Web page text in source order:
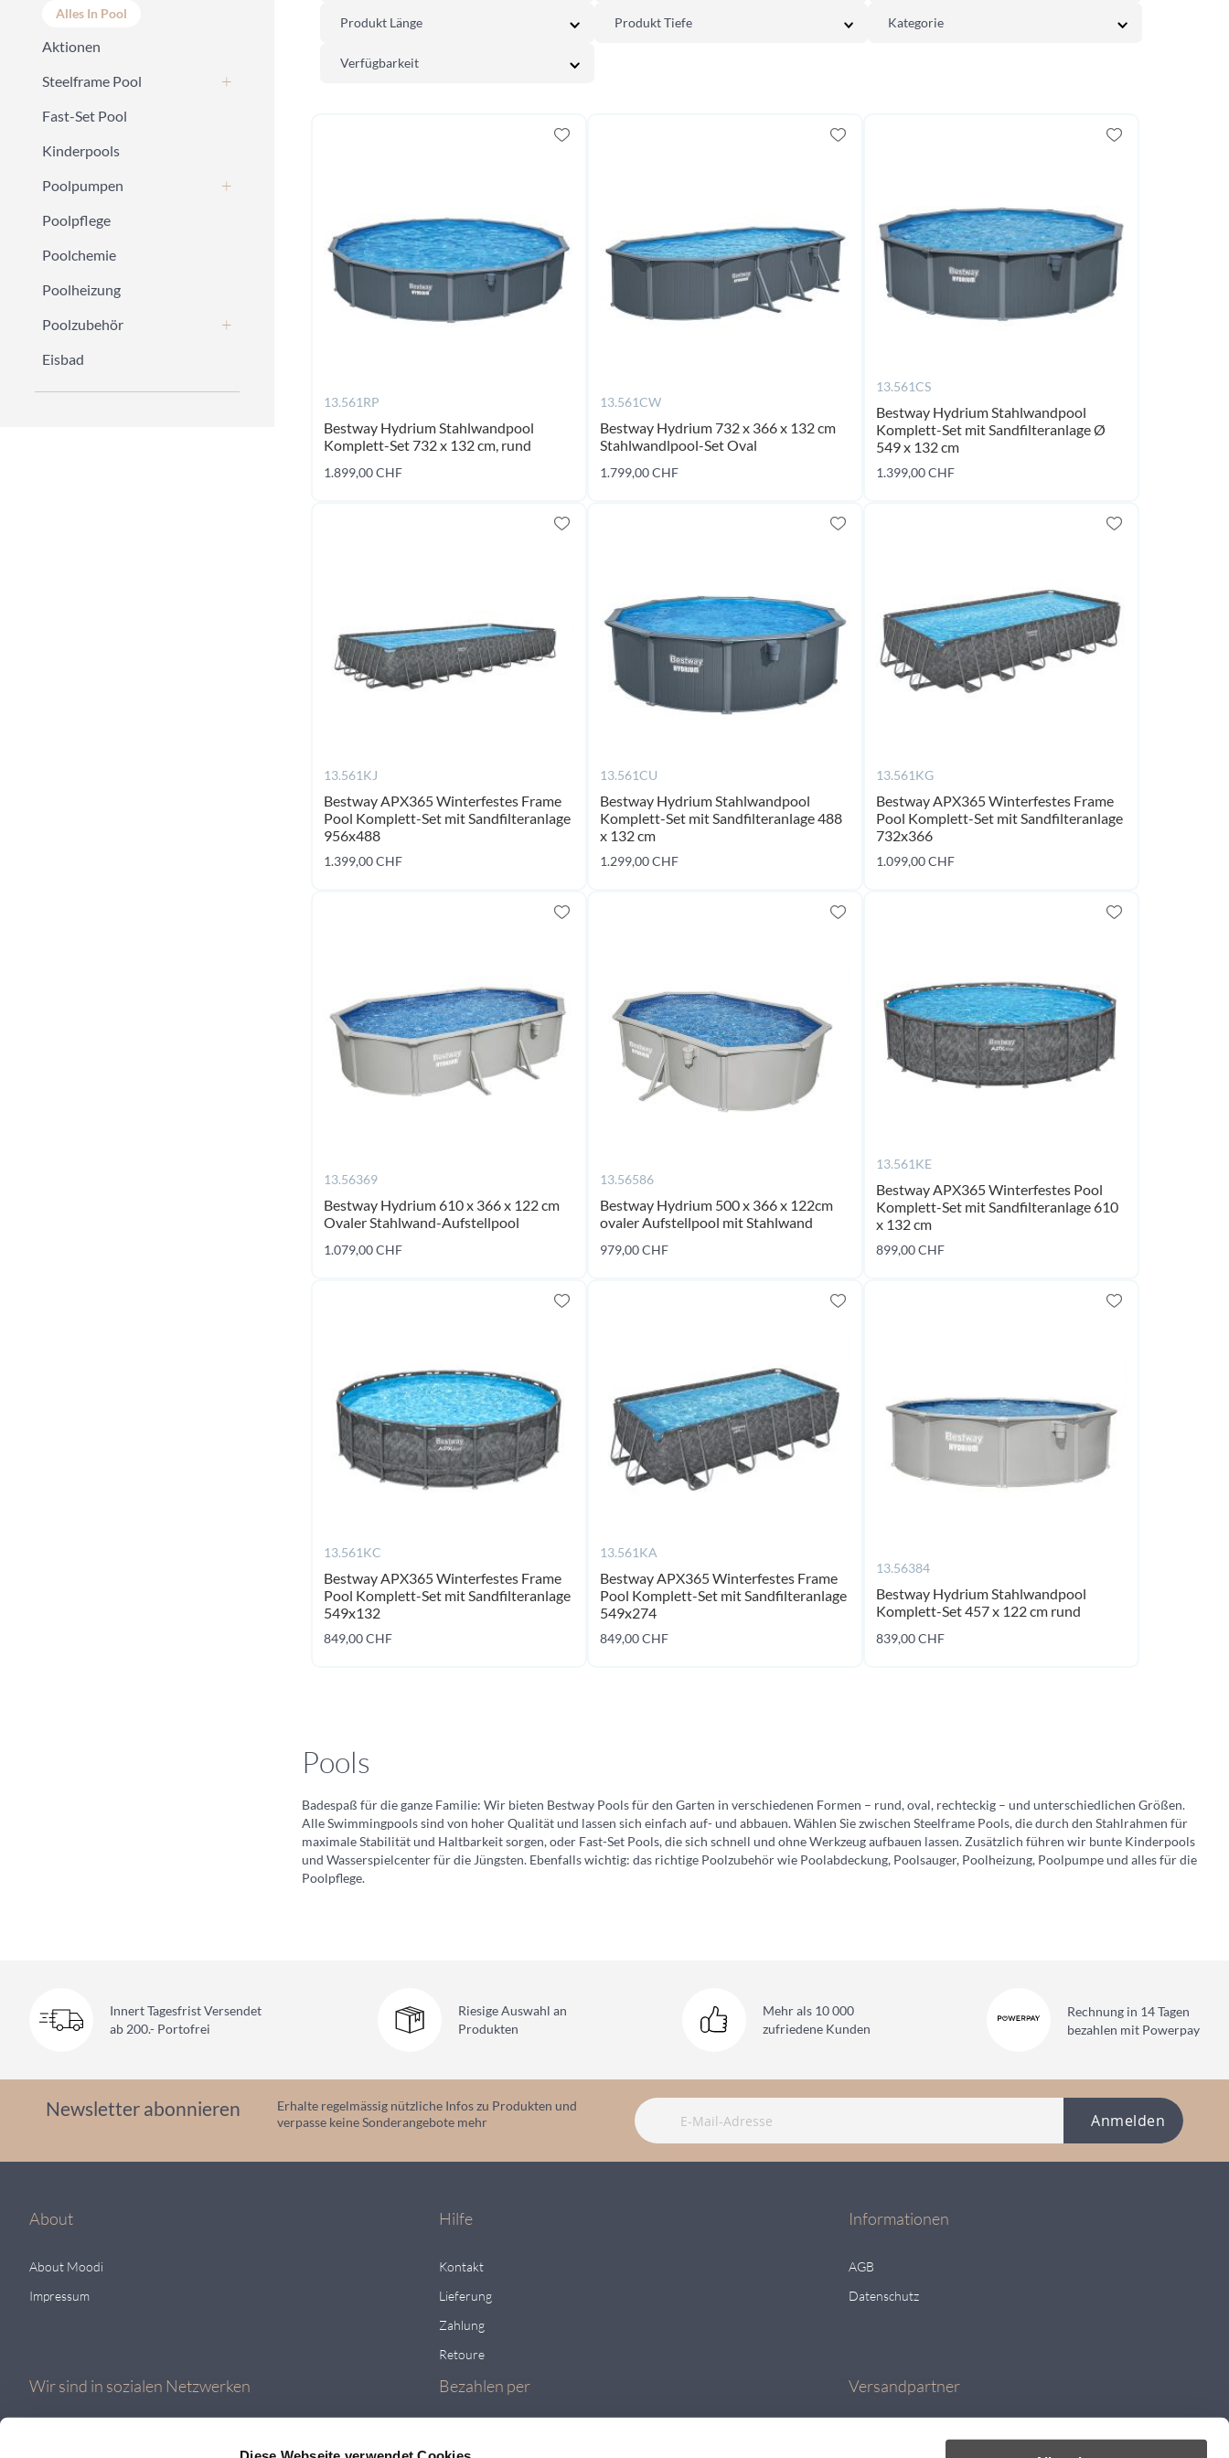
Produkt Länge Produkt Tiefe Kategorie
Verfügbarkeit
13.561RP
Bestway Hydrium Stahlwandpool
Komplett-Set 732 x 132 cm, rund
1.899,00 CHF
13.561CW
Bestway Hydrium 732 x 366 x 132 cm
Stahlwandlpool-Set Oval
1.799,00 CHF
13.561CS
Bestway Hydrium Stahlwandpool
Komplett-Set mit Sandfilteranlage Ø
549 x 132 cm
1.399,00 CHF
13.561KJ
Bestway APX365 Winterfestes Frame
Pool Komplett-Set mit Sandfilteranlage
956x488
1.399,00 CHF
13.561CU
Bestway Hydrium Stahlwandpool
Komplett-Set mit Sandfilteranlage 488
x 132 cm
1.299,00 CHF
13.561KG
Bestway APX365 Winterfestes Frame
Pool Komplett-Set mit Sandfilteranlage
732x366
1.099,00 CHF
13.56369
Bestway Hydrium 610 x 366 x 122 cm
Ovaler Stahlwand-Aufstellpool
1.079,00 CHF
13.56586
Bestway Hydrium 500 x 366 x 122cm
ovaler Aufstellpool mit Stahlwand
979,00 CHF
13.561KE
Bestway APX365 Winterfestes Pool
Komplett-Set mit Sandfilteranlage 610
x 132 cm
899,00 CHF
13.561KC
Bestway APX365 Winterfestes Frame
Pool Komplett-Set mit Sandfilteranlage
549x132
849,00 CHF
13.561KA
Bestway APX365 Winterfestes Frame
Pool Komplett-Set mit Sandfilteranlage
549x274
849,00 CHF
13.56384
Bestway Hydrium Stahlwandpool
Komplett-Set 457 x 122 cm rund
839,00 CHF
Pools
Badespaß für die ganze Familie: Wir bieten Bestway Pools für den Garten in verschiedenen Formen – rund, oval, rechteckig – und unterschiedlichen Größen.
Alle Swimmingpools sind von hoher Qualität und lassen sich einfach auf- und abbauen. Wählen Sie zwischen Steelframe Pools, die durch den Stahlrahmen für
maximale Stabilität und Haltbarkeit sorgen, oder Fast-Set Pools, die sich schnell und ohne Werkzeug aufbauen lassen. Zusätzlich führen wir bunte Kinderpools
und Wasserspielcenter für die Jüngsten. Ebenfalls wichtig: das richtige Poolzubehör wie Poolabdeckung, Poolsauger, Poolheizung, Poolpumpe und alles für die
Poolpflege.
Alles In Pool
Aktionen
Steelframe Pool
Fast-Set Pool
Kinderpools
Poolpumpen
Poolpflege
Poolchemie
Poolheizung
Poolzubehör
Eisbad
Innert Tagesfrist Versendet
ab 200.- Portofrei
Riesige Auswahl an
Produkten
Mehr als 10 000
zufriedene Kunden
Rechnung in 14 Tagen
bezahlen mit Powerpay
Newsletter abonnieren
Erhalte regelmässig nützliche Infos zu Produkten und
verpasse keine Sonderangebote mehr
Anmelden
About
About Moodi
Impressum
Hilfe
Kontakt
Lieferung
Zahlung
Retoure
Informationen
AGB
Datenschutz
Wir sind in sozialen Netzwerken Bezahlen per Versandpartner